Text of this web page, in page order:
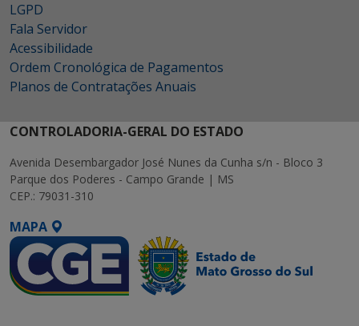
LGPD
Fala Servidor
Acessibilidade
Ordem Cronológica de Pagamentos
Planos de Contratações Anuais
CONTROLADORIA-GERAL DO ESTADO
Avenida Desembargador José Nunes da Cunha s/n - Bloco 3
Parque dos Poderes - Campo Grande | MS
CEP.: 79031-310
MAPA